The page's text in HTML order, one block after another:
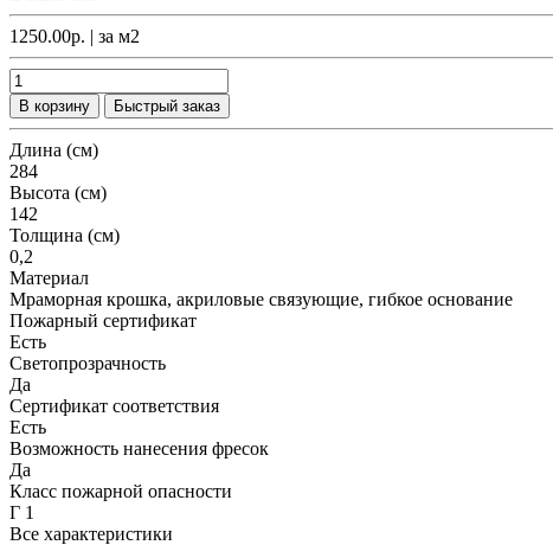
1250.00р. | за м2
В корзину Быстрый заказ
Длина (см)
284
Высота (см)
142
Толщина (см)
0,2
Материал
Мраморная крошка, акриловые связующие, гибкое основание
Пожарный сертификат
Есть
Светопрозрачность
Да
Сертификат соответствия
Есть
Возможность нанесения фресок
Да
Класс пожарной опасности
Г 1
Все характеристики